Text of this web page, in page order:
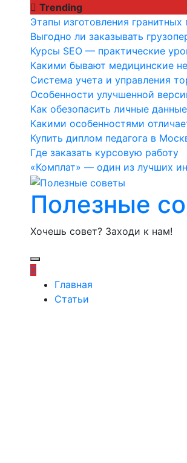
Перейти
содержимому
Trending
Этапы изготовления гранитных
Выгодно ли заказывать
Курсы SEO — практические
Какими бывают медицинские
Система учета и управления
Особенности улучшенной
Как обезопасить личные
Какими особенностями
Купить диплом педагога в
Где заказать курсовую работу
«Комплат» — один из лучших
Полезные
Хочешь совет? Заходи к нам!
Главная
Статьи